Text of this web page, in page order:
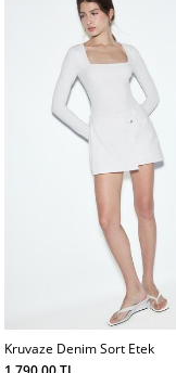
Kruvaze Denim Sort Etek